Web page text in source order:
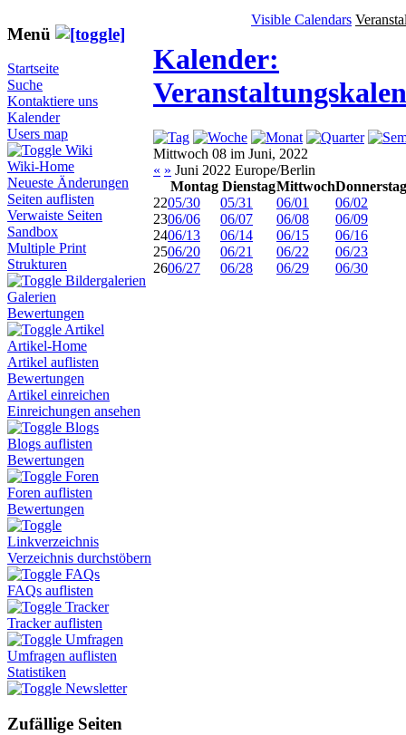
Menü
Startseite
Suche
Kontaktiere uns
Kalender
Users map
Wiki
Wiki-Home
Neueste Änderungen
Seiten auflisten
Verwaiste Seiten
Sandbox
Multiple Print
Strukturen
Bildergalerien
Galerien
Bewertungen
Artikel
Artikel-Home
Artikel auflisten
Bewertungen
Artikel einreichen
Einreichungen ansehen
Blogs
Blogs auflisten
Bewertungen
Foren
Foren auflisten
Bewertungen
Linkverzeichnis
Verzeichnis durchstöbern
FAQs
FAQs auflisten
Tracker
Tracker auflisten
Umfragen
Umfragen auflisten
Statistiken
Newsletter
Zufällige Seiten
Visible Calendars
Kalender:
Mittwoch 08 im Juni, 2022
« » Juni 2022 Europe/Berlin
Montag DienstagMittwochDonnerstag
2205/30 05/31 06/01
06/02
2306/06 06/07 06/08
06/09
2406/13 06/14 06/15
06/16
2506/20 06/21 06/22
06/23
2606/27 06/28 06/29 06/30